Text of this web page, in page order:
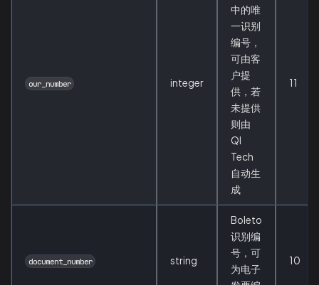
our_number integer
中的唯
一识别
编号，
可由客
户提
供，若
未提供
则由
QI
Tech
自动生
成
11
document_number string
Boleto
识别编
号，可
为电子
10